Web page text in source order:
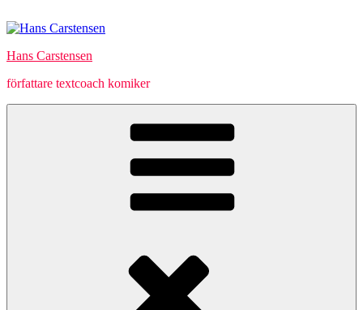
till
Hans Carstensen
författare textcoach komiker